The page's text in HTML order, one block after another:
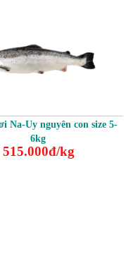
Na-Uy nguyên con size 5-
6kg
515.000đ/kg